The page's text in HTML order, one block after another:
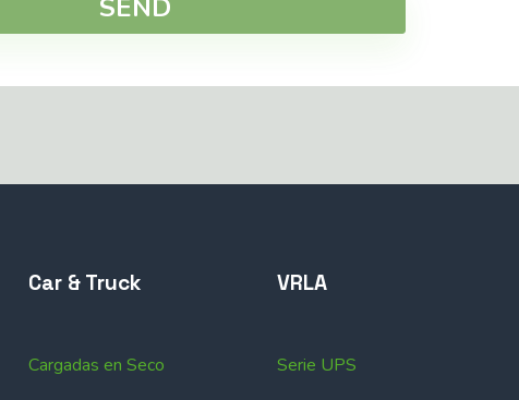
SEND
Car & Truck
Cargadas en Seco
VRLA
Serie UPS